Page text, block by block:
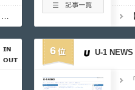
角栓ニュルッ、歯茎グラグラ… 「気持ち悪いネット広告」への苦情が急増
6 U-1 NEWS